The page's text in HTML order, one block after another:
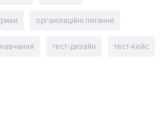
організаційні питання
тест-дизайн тест-кейс